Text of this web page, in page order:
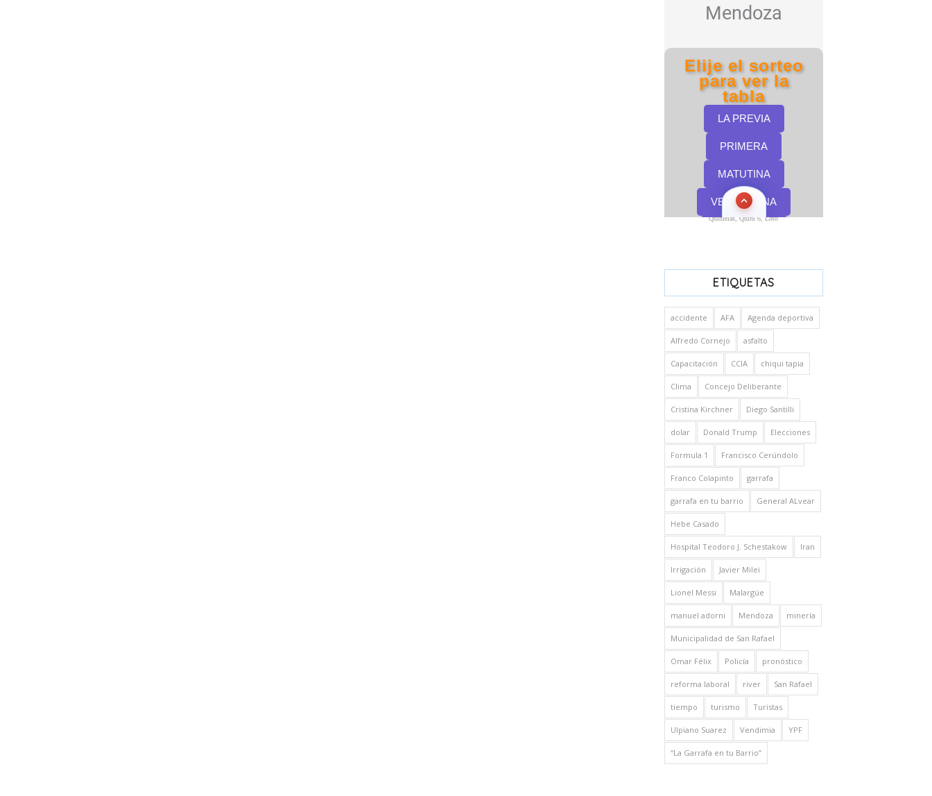
Quinielas, Quini 6, Loto
ETIQUETAS
accidente AFA Agenda deportiva
Alfredo Cornejo asfalto
Capacitación CCIA chiqui tapia
Clima Concejo Deliberante
Cristina Kirchner Diego Santilli
dolar Donald Trump Elecciones
Formula 1 Francisco Cerúndolo
Franco Colapinto garrafa
garrafa en tu barrio General ALvear
Hebe Casado
Hospital Teodoro J. Schestakow Iran
Irrigación Javier Milei
Lionel Messi Malargüe
manuel adorni Mendoza minería
Municipalidad de San Rafael
Omar Félix Policía pronóstico
reforma laboral river San Rafael
tiempo turismo Turistas
Ulpiano Suarez Vendimia YPF
“La Garrafa en tu Barrio”